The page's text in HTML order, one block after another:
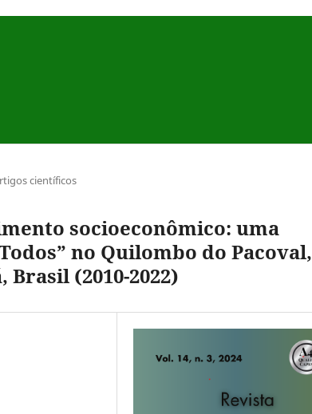
científicos
socioeconômico: uma
no Quilombo do Pacoval,
(2010-2022)